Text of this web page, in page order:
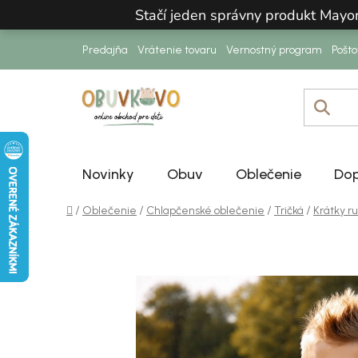
Stačí jeden správny produkt
Predajňa Vrátenie tovaru Vernostný program
Novinky Obuv Oblečenie
Domov
/ Oblečenie / Chlapčenské oblečenie / Tričká / Krátky